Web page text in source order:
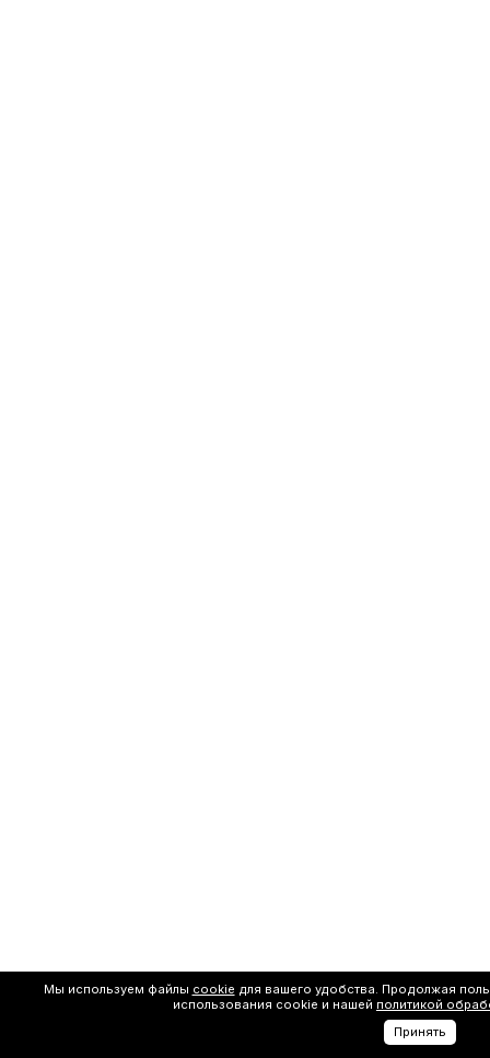
Мы используем файлы cookie для вашего удобства. Продолжая
использования cookie и нашей политикой
Принять